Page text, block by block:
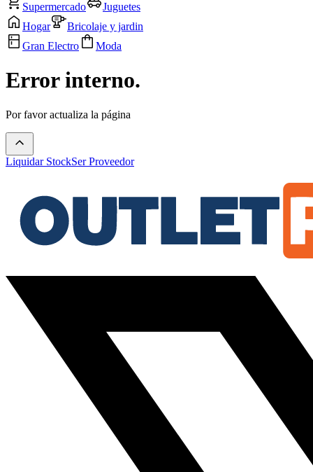
Supermercado
Juguetes
Hogar
Bricolaje y jardin
Gran Electro
Moda
Error interno.
Por favor actualiza la página
Liquidar StockSer Proveedor